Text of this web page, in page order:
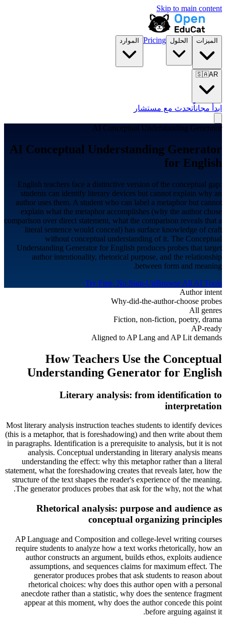
Skip to main content
الميزات الحلول Pricing الموارد
🇸🇦AR
ابدأ مجاناًتحدث مع مستشار
AI Conceptual Understanding Generator
AI Conceptual Understanding Generator
for English
English teachers face a distinctive version of the conceptual gap:
students can identify literary devices but cannot explain why an
author uses them. A student who can label a metaphor but cannot
explain what the metaphor accomplishes (why the author chose
comparison over direct statement, what the comparison reveals that a
literal sentence would conceal) has surface knowledge of craft
without conceptual understanding of it. The Conceptual
Understanding Generator for English produces probes that target
author intentionality, rhetorical purpose, and the relationship
between form and meaning.
Try Free, No Sign-UpBrowse All AI Tools
Author intent
Why-did-the-author-choose probes
All genres
Fiction, non-fiction, poetry, drama
AP-ready
Aligned to AP Lang and AP Lit demands
How Teachers Use the Conceptual
Understanding Generator for English
Literary analysis: from identification to
interpretation
Most literary analysis instruction teaches students to identify devices
(this is a metaphor, that is foreshadowing) and then write about them
in paragraphs. Identification is a prerequisite to analysis, but it is not
analysis. Conceptual understanding in literary analysis means
understanding the effect: why this metaphor rather than a literal
statement, what the foreshadowing creates that reveals later, how the
structure of the text shapes the reader's experience of the meaning.
The generator produces probes that ask for the why, not the what.
Rhetorical analysis: purpose and audience as
conceptual organizing principles
AP Language and Composition and college-level writing courses
require students to analyze how a text works rhetorically, how an
author constructs an argument, builds ethos, exploits audience
assumptions, and sequences claims for maximum effect. The
generator produces probes that ask students to reason about
rhetorical choices: why does this author open with a personal
anecdote rather than a statistic, why does the sentence fragment
appear at this moment, why does the author concede this point
before arguing against it.